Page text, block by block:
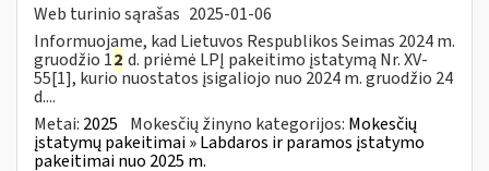
Web turinio sąrašas 2025-01-06
Informuojame, kad Lietuvos Respublikos Seimas 2024 m.
gruodžio 12 d. priėmė LPĮ pakeitimo įstatymą Nr. XV-
55[1], kurio nuostatos įsigaliojo nuo 2024 m. gruodžio 24
d....
Metai: 2025 Mokesčių žinyno kategorijos: Mokesčių
įstatymų pakeitimai » Labdaros ir paramos įstatymo
pakeitimai nuo 2025 m.